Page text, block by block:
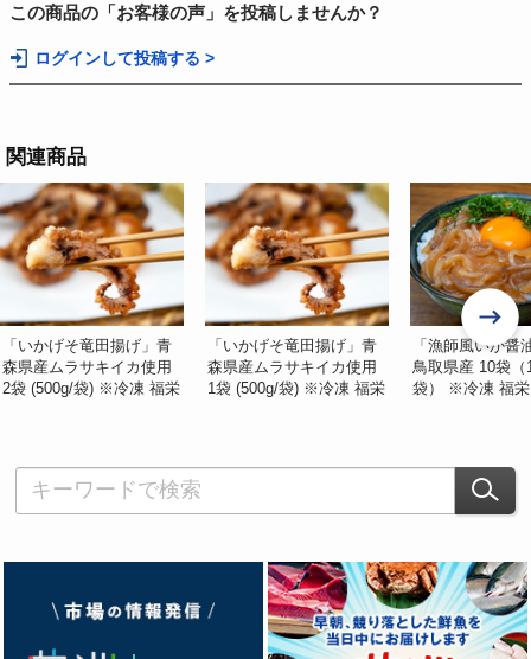
この商品の「お客様の声」を投稿しませんか？
ログインして投稿する >
関連商品
「いかげそ竜田揚げ」青
森県産ムラサキイカ使用
2袋 (500g/袋) ※冷凍 福栄
「いかげそ竜田揚げ」青
森県産ムラサキイカ使用
1袋 (500g/袋) ※冷凍 福栄
「漁師風いか醤
鳥取県産 10袋（
袋） ※冷凍 福栄